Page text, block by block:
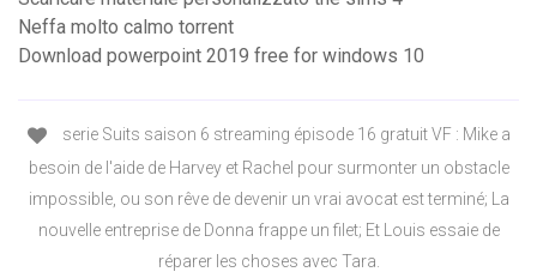
Neffa molto calmo torrent
Download powerpoint 2019 free for windows 10
serie Suits saison 6 streaming épisode 16 gratuit VF : Mike a
besoin de l'aide de Harvey et Rachel pour surmonter un obstacle
impossible, ou son rêve de devenir un vrai avocat est terminé; La
nouvelle entreprise de Donna frappe un filet; Et Louis essaie de
réparer les choses avec Tara.